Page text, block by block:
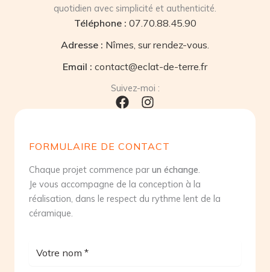
quotidien avec simplicité et authenticité.
Téléphone : 07.70.88.45.90
Adresse : Nîmes, sur rendez-vous.
Email : contact@eclat-de-terre.fr
Suivez-moi :
FORMULAIRE DE CONTACT
Chaque projet commence par un échange.
Je vous accompagne de la conception à la
réalisation, dans le respect du rythme lent de la
céramique.